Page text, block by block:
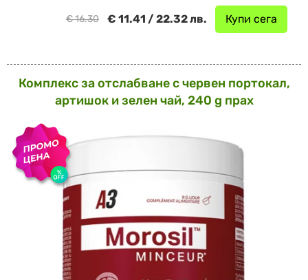
Купи сега
€ 11.41 / 22.32 лв.
€ 16.30
Комплекс за отслабване с червен портокал,
артишок и зелен чай, 240 g прах